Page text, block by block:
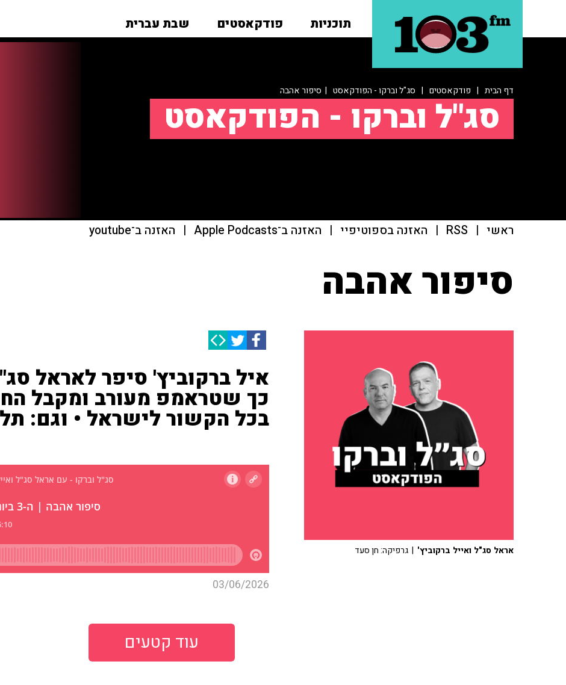
תוכניות פודקאסטים שבת עברית
דף הבית | פודקאסטים | סג"ל וברקו - הפודקאסט | סיפור אהבה
סג"ל וברקו - הפודקאסט
ראשי |
RSS
| האזנה בספוטיפיי | האזנה ב־Apple Podcasts | האזנה ב־youtube
סיפור אהבה
איל ברקוביץ' סיפר לאראל
כך שטראמפ מעורב ומקבל
בכל הקשור לישראל • וגם:
03/06/2026
אראל סג"ל ואייל ברקוביץ' | גרפיקה: חן סעד
עוד קטעים